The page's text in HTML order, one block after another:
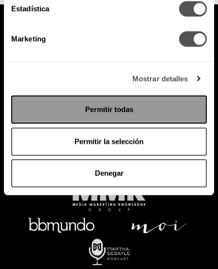
Estadística
Marketing
Mostrar detalles
Permitir todas
Permitir la selección
Denegar
Política de Privacidad
PODCAST RADIO MARTHA EVENTOS
SACA TU ID